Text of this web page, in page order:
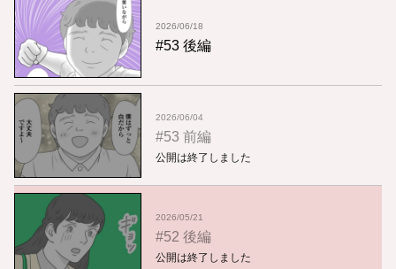
2026/06/18
#53 後編
2026/06/04
#53 前編
公開は終了しました
2026/05/21
#52 後編
公開は終了しました